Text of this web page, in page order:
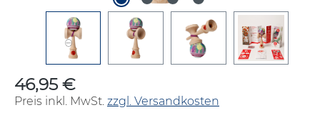
Regulärer Preis:
46,95 €
Preis inkl. MwSt. zzgl. Versandkosten